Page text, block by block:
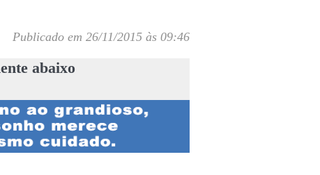
Publicado em 26/11/2015 às 09:46
abaixo